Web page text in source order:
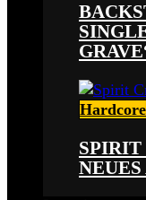
Hardcore
SPIRIT